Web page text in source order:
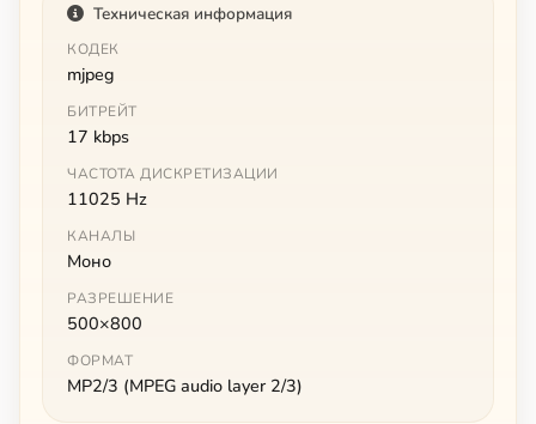
Техническая информация
КОДЕК
mjpeg
БИТРЕЙТ
17 kbps
ЧАСТОТА ДИСКРЕТИЗАЦИИ
11025 Hz
КАНАЛЫ
Моно
РАЗРЕШЕНИЕ
500×800
ФОРМАТ
MP2/3 (MPEG audio layer 2/3)